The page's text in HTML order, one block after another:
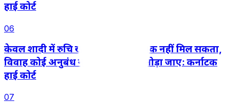
हाई कोर्ट
06
केवल शादी में रुचि खत्म हो जाने से तलाक नहीं मिल सकता,
विवाह कोई अनुबंध नहीं जिसे इच्छा से तोड़ा जाए: कर्नाटक
हाई कोर्ट
07